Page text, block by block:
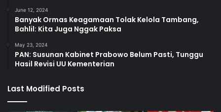
June 12, 2024
Banyak Ormas Keagamaan Tolak Kelola Tambang,
Bahlil: Kita Juga Nggak Paksa
May 23, 2024
PAN: Susunan Kabinet Prabowo Belum Pasti, Tunggu
Hasil Revisi UU Kementerian
Last Modified Posts